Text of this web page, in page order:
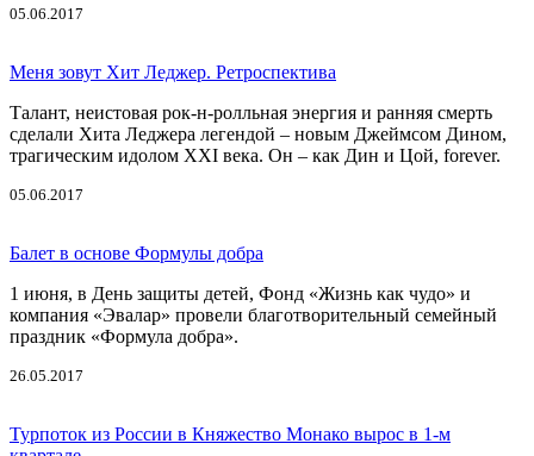
05.06.2017
Меня зовут Хит Леджер. Ретроспектива
Талант, неистовая рок-н-ролльная энергия и ранняя смерть
сделали Хита Леджера легендой – новым Джеймсом Дином,
трагическим идолом XXI века. Он – как Дин и Цой, forever.
05.06.2017
Балет в основе Формулы добра
1 июня, в День защиты детей, Фонд «Жизнь как чудо» и
компания «Эвалар» провели благотворительный семейный
праздник «Формула добра».
26.05.2017
Турпоток из России в Княжество Монако вырос в 1-м